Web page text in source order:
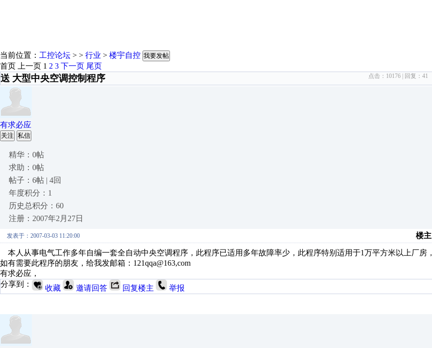
当前位置： 工控论坛 > > 行业 > 楼宇自控 我要发帖
首页 上一页 1 2 3 下一页 尾页
送 大型中央空调控制程序 点击： 10176 | 回复： 41
有求必应
关注 私信
精华：0帖
求助：0帖
帖子：6帖 | 4回
年度积分：1
历史总积分：60
注册：2007年2月27日
发表于：2007-03-03 11:20:00 楼主
本人从事电气工作多年自编一套全自动中央空调程序，此程序已适用多年故障率少，此程序特别适用于1万平方米以上厂房，
如有需要此程序的朋友，给我发邮箱：121qqa@163,com
有求必应，
分享到：
收藏 邀请回答 回复楼主 举报